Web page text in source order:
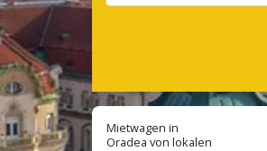
Mietwagen in
Oradea von lokalen